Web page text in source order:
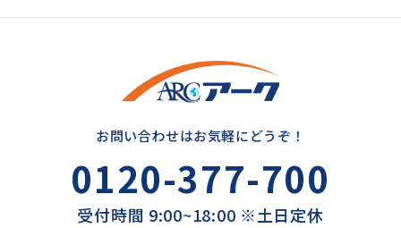
お問い合わせはお気軽にどうぞ！
0120-377-700
受付時間 9:00~18:00 ※土日定休